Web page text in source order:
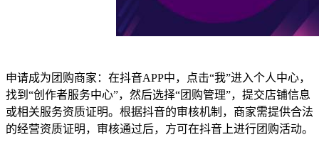
申请成为团购商家：在抖音APP中，点击“我”进入个人中心，
找到“创作者服务中心”，然后选择“团购管理”，提交店铺信息
或相关服务资质证明。根据抖音的审核机制，商家需提供合法
的经营资质证明，审核通过后，方可在抖音上进行团购活动。